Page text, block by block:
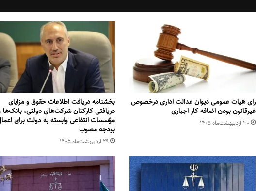
رای هیات عمومی دیوان عدالت اداری درخصوص
غیرقانون بودن اضافه کار اجباری
۳۰ اردیبهشت‌ماه ۱۴۰۵
بخشنامه دریافت اطلاعات حقوق و مزایای
دریافتی کارکنان شرکت‌های دولتی، بانک‌ها
مؤسسات انتفاعی وابسته به دولت برای
بودجه مصوب
۲۹ اردیبهشت‌ماه ۱۴۰۵